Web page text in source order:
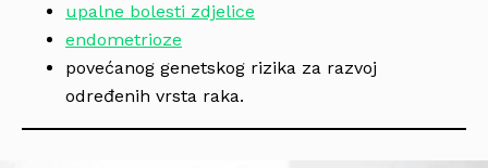
upalne bolesti zdjelice
endometrioze
povećanog genetskog rizika za razvoj
određenih vrsta raka.